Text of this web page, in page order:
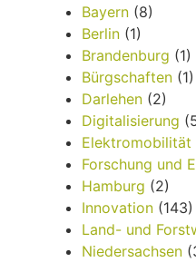
Bayern(8)
Berlin(1)
Brandenburg (1)
Bürgschaften(1)
Darlehen(2)
Digitalisierung
Elektromobilität
Forschung und
Hamburg (2)
Innovation(143)
Land- und
Niedersachsen